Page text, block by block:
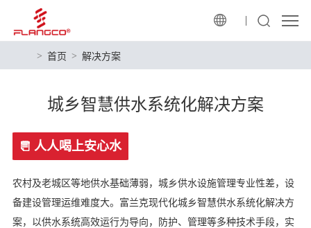
首页 解决方案
城乡智慧供水系统化解决方案
人人喝上安心水
农村及老城区等地供水基础薄弱，城乡供水设施管理专业性差，设
备建设管理运维难度大。富兰克现代化城乡智慧供水系统化解决方
案，以供水系统高效运行为导向，防护、管理等多种技术手段，实